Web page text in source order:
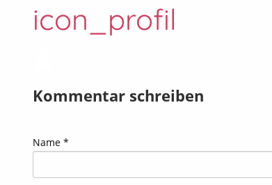
icon_profil
Kommentar schreiben
Name *